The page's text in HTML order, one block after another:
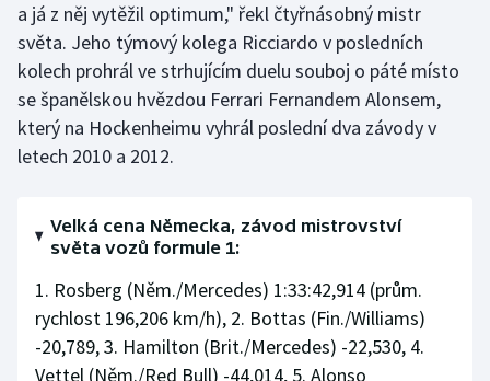
a já z něj vytěžil optimum," řekl čtyřnásobný mistr
světa. Jeho týmový kolega Ricciardo v posledních
kolech prohrál ve strhujícím duelu souboj o páté místo
se španělskou hvězdou Ferrari Fernandem Alonsem,
který na Hockenheimu vyhrál poslední dva závody v
letech 2010 a 2012.
Velká cena Německa, závod mistrovství
světa vozů formule 1:
1. Rosberg (Něm./Mercedes) 1:33:42,914 (prům.
rychlost 196,206 km/h), 2. Bottas (Fin./Williams)
-20,789, 3. Hamilton (Brit./Mercedes) -22,530, 4.
Vettel (Něm./Red Bull) -44,014, 5. Alonso